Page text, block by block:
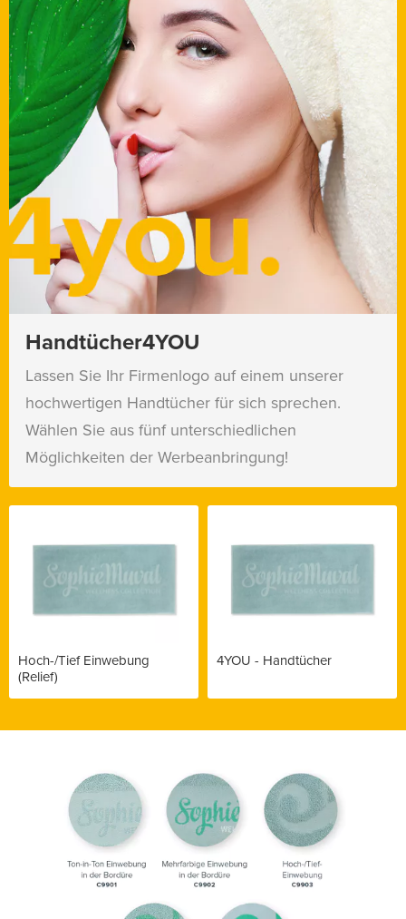
Handtücher4YOU
Lassen Sie Ihr Firmenlogo auf einem unserer
hochwertigen Handtücher für sich sprechen.
Wählen Sie aus fünf unterschiedlichen
Möglichkeiten der Werbeanbringung!
Hoch-/Tief Einwebung
(Relief)
4YOU - Handtücher